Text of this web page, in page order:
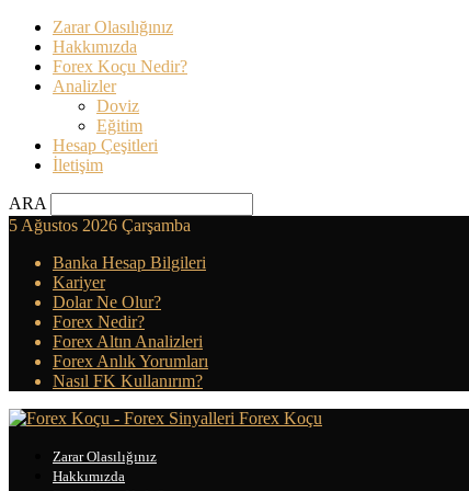
Zarar Olasılığınız
Hakkımızda
Forex Koçu Nedir?
Analizler
Doviz
Eğitim
Hesap Çeşitleri
İletişim
ARA
5 Ağustos 2026 Çarşamba
Banka Hesap Bilgileri
Kariyer
Dolar Ne Olur?
Forex Nedir?
Forex Altın Analizleri
Forex Anlık Yorumları
Nasıl FK Kullanırım?
Forex Koçu
Zarar Olasılığınız
Hakkımızda